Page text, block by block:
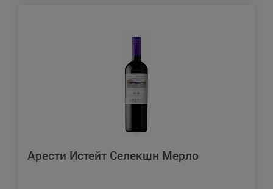
Арести Истейт Селекшн Мерло